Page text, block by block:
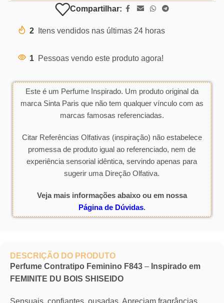
Compartilhar:
2 Itens vendidos nas últimas 24 horas
1 Pessoas vendo este produto agora!
Este é um Perfume Inspirado. Um produto original da
marca Sinta Paris que não tem qualquer vínculo com as
marcas famosas referenciadas.
Citar Referências Olfativas (inspiração) não estabelece
promessa de produto igual ao referenciado, nem de
experiência sensorial idêntica, servindo apenas para
sugerir uma Direção Olfativa.
Veja mais informações abaixo ou em nossa
Página de Dúvidas.
DESCRIÇÃO DO PRODUTO
Perfume Contratipo Feminino F843 – Inspirado em
FEMINITE DU BOIS SHISEIDO